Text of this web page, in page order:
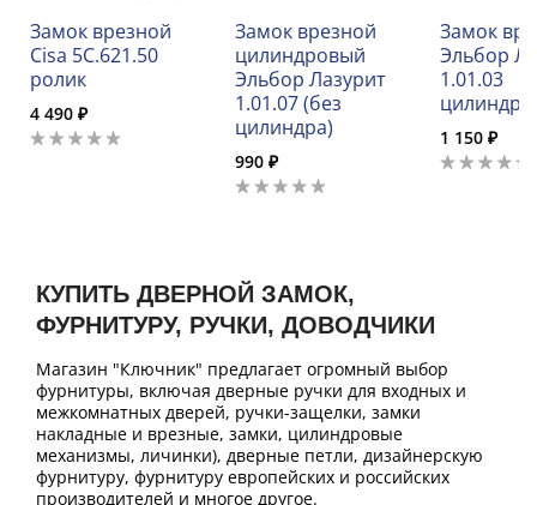
Замок врезной
Cisa 5C.621.50
ролик
4 490 ₽
Замок врезной
цилиндровый
Эльбор Лазурит
1.01.07 (без
цилиндра)
990 ₽
Замок
Эльбор
1.01.03
1 150 ₽
КУПИТЬ ДВЕРНОЙ ЗАМОК,
ФУРНИТУРУ, РУЧКИ, ДОВОДЧИКИ
Магазин "Ключник" предлагает огромный выбор
фурнитуры, включая дверные ручки для входных и
межкомнатных дверей, ручки-защелки, замки
накладные и врезные, замки, цилиндровые
механизмы, личинки), дверные петли, дизайнерскую
фурнитуру, фурнитуру европейских и российских
производителей и многое другое.